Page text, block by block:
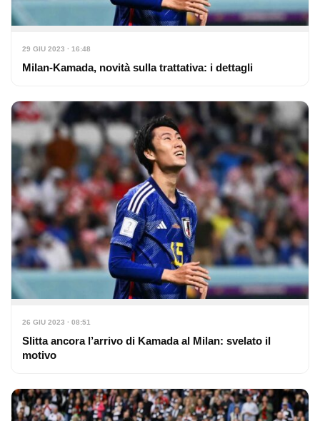
29 GIU 2023 · 16:48
Milan-Kamada, novità sulla trattativa: i dettagli
26 GIU 2023 · 08:51
Slitta ancora l’arrivo di Kamada al Milan: svelato il
motivo